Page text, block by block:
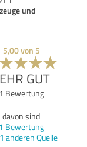
und
5,00von 5
GUT
1 Bewertung
davon sind
1 Bewertung
1 anderen Quelle